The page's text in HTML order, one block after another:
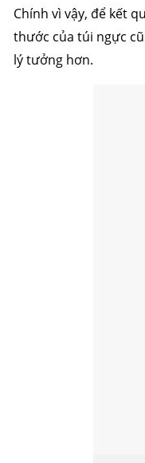
Chính vì vậy, để kết
thước của túi ngực
lý tưởng hơn.